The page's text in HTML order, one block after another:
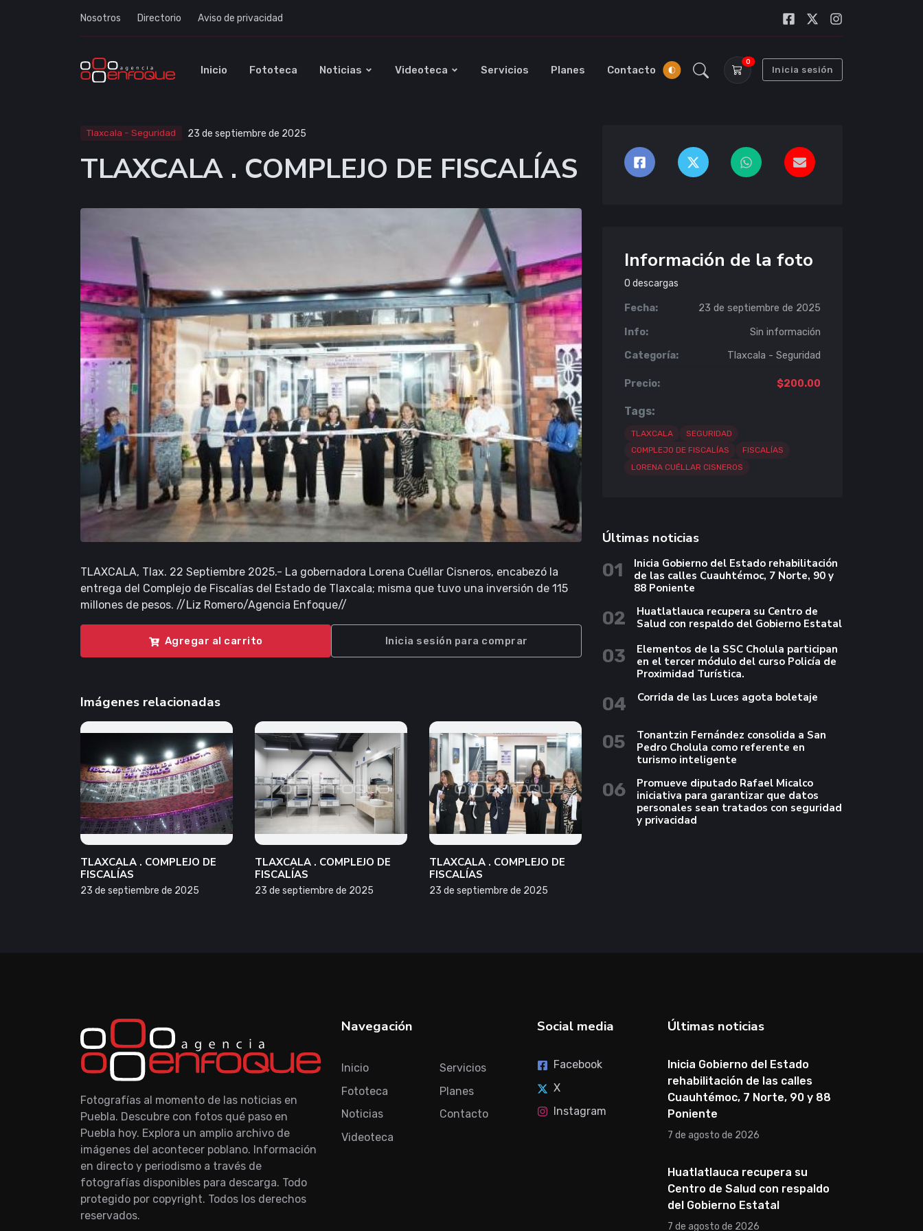
Nosotros Directorio Aviso de privacidad
Inicio Fototeca Noticias Videoteca Servicios Planes Contacto
0
Inicia sesión
Tlaxcala - Seguridad 23 de septiembre de 2025
TLAXCALA . COMPLEJO DE FISCALÍAS
TLAXCALA, Tlax. 22 Septiembre 2025.- La gobernadora Lorena Cuéllar Cisneros, encabezó la
entrega del Complejo de Fiscalías del Estado de Tlaxcala; misma que tuvo una inversión de 115
millones de pesos. //Liz Romero/Agencia Enfoque//
Agregar al carrito Inicia sesión para comprar
Imágenes relacionadas
TLAXCALA . COMPLEJO DE
FISCALÍAS
23 de septiembre de 2025
TLAXCALA . COMPLEJO DE
FISCALÍAS
23 de septiembre de 2025
TLAXCALA . COMPLEJO DE
FISCALÍAS
23 de septiembre de 2025
Información de la foto
0 descargas
Fecha: 23 de septiembre de 2025
Info: Sin información
Categoría: Tlaxcala - Seguridad
Precio: $200.00
Tags:
TLAXCALA
SEGURIDAD
COMPLEJO DE FISCALÍAS
FISCALÍAS
LORENA CUÉLLAR CISNEROS
Últimas noticias
01
Inicia Gobierno del Estado rehabilitación
de las calles Cuauhtémoc, 7 Norte, 90 y
88 Poniente
02
Huatlatlauca recupera su Centro de
Salud con respaldo del Gobierno Estatal
03
Elementos de la SSC Cholula participan
en el tercer módulo del curso Policía de
Proximidad Turística.
04 Corrida de las Luces agota boletaje
05
Tonantzin Fernández consolida a San
Pedro Cholula como referente en
turismo inteligente
06
Promueve diputado Rafael Micalco
iniciativa para garantizar que datos
personales sean tratados con seguridad
y privacidad
Fotografías al momento de las noticias en
Puebla. Descubre con fotos qué paso en
Puebla hoy. Explora un amplio archivo de
imágenes del acontecer poblano. Información
en directo y periodismo a través de
fotografías disponibles para descarga. Todo
protegido por copyright. Todos los derechos
reservados.
Navegación
Inicio
Fototeca
Noticias
Videoteca
Servicios
Planes
Contacto
Social media
Facebook
X
Instagram
Últimas noticias
Inicia Gobierno del Estado
rehabilitación de las calles
Cuauhtémoc, 7 Norte, 90 y 88
Poniente
7 de agosto de 2026
Huatlatlauca recupera su
Centro de Salud con respaldo
del Gobierno Estatal
7 de agosto de 2026